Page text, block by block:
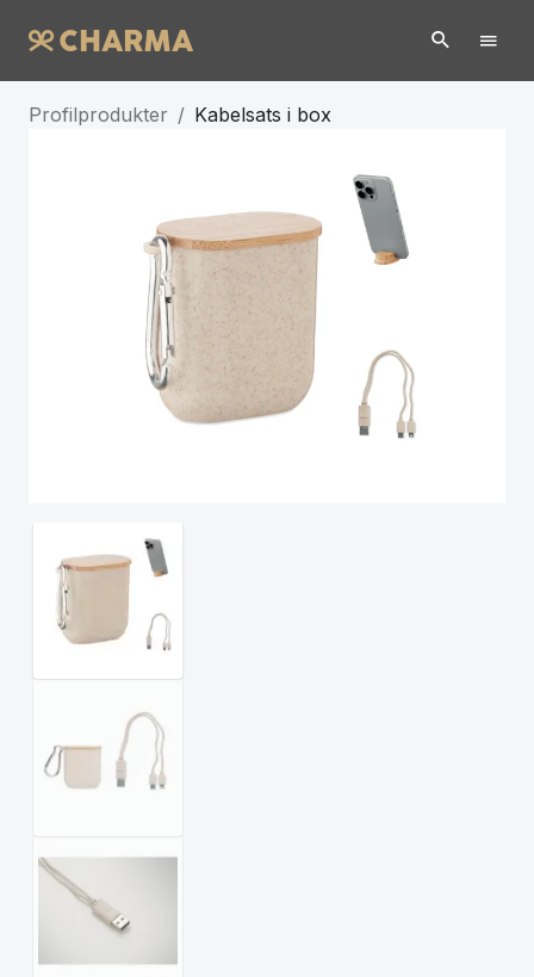
Profilprodukter / Kabelsats i box